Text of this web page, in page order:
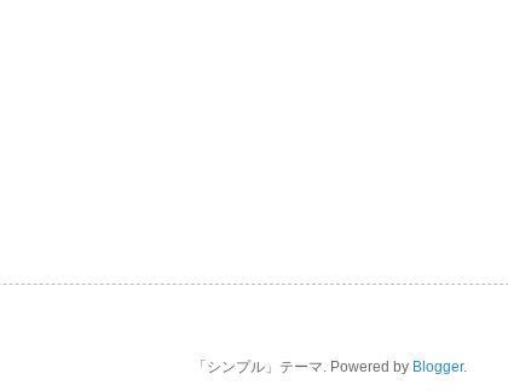
「シンプル」テーマ. Powered by Blogger.